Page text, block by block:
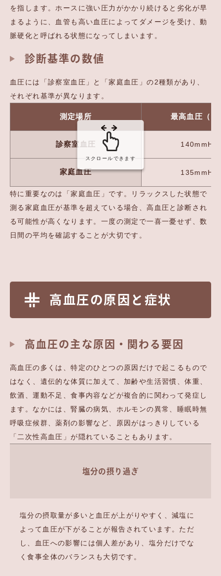
を指します。ホースに強い圧力がかかり続けると劣化が早
まるように、血管も高い血圧によってダメージを受け、動
脈硬化と呼ばれる状態になってしまいます。
診断基準の数値
血圧には「診察室血圧」と「家庭血圧」の2種類があり、
それぞれ基準が異なります。
測定場所 最高血圧（収
診察室血圧 140mmHg
家庭血圧 135mmHg
スクロールできます
特に重要なのは「家庭血圧」です。リラックスした状態で
測る家庭血圧が基準を超えている場合、高血圧と診断され
る可能性が高くなります。一度の測定で一喜一憂せず、数
日間の平均を確認することが大切です。
高血圧の原因と症状
高血圧の主な原因・関わる要因
高血圧の多くは、特定のひとつの原因だけで起こるもので
はなく、遺伝的な体質に加えて、加齢や生活習慣、体重、
飲酒、運動不足、食事内容などが複合的に関わって発症し
ます。なかには、腎臓の病気、ホルモンの異常、睡眠時無
呼吸症候群、薬剤の影響など、原因がはっきりしている
「二次性高血圧」が隠れていることもあります。
塩分の摂り過ぎ
塩分の摂取量が多いと血圧が上がりやすく、減塩に
よって血圧が下がることが報告されています。ただ
し、血圧への影響には個人差があり、塩分だけでな
く食事全体のバランスも大切です。